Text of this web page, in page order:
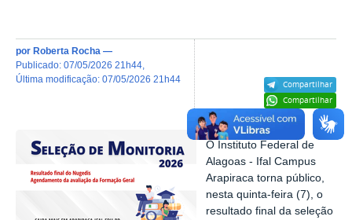
Compartilhar
Compartilhar
por Roberta Rocha —
publicado: 07/05/2026 21h44
última modificação: 07/05/2026 21h44
O Instituto Federal de
Alagoas - Ifal Campus
Arapiraca torna público,
nesta quinta-feira (7), o
resultado final da seleção